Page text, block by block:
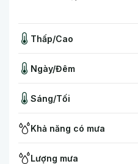
Thấp/Cao
Ngày/Đêm
Sáng/Tối
Khả năng có mưa
Lượng mưa